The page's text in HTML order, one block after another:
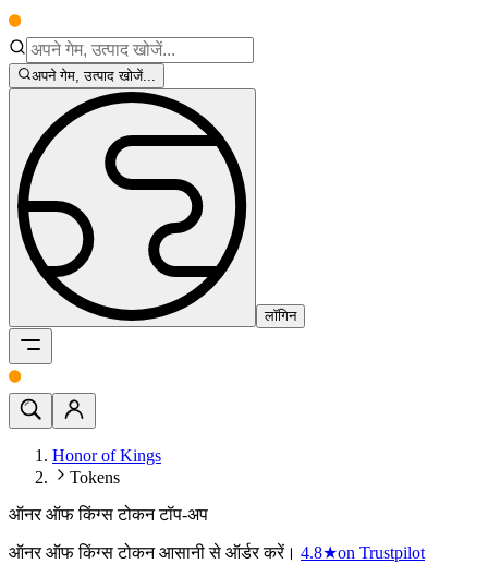
अपने गेम, उत्पाद खोजें...
लॉगिन
Honor of Kings
Tokens
ऑनर ऑफ किंग्स टोकन टॉप-अप
ऑनर ऑफ किंग्स टोकन आसानी से ऑर्डर करें। 4.8★on Trustpilot